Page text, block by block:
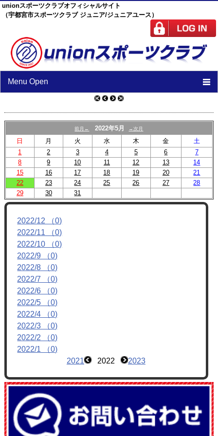
unionスポーツクラブオフィシャルサイト
（宇都宮市スポーツクラブ ジュニア/ジュニアユース）
Menu Open
TOP
ニュース
スケジュール
スタッフ
施設紹介
チーム紹介
前月← 2022年5月 →次月
日 月 火 水 木 金
土
1
2 3 4 5 6
7
8
9 10 11 12 13
14
15
16 17 18 19 20
21
22
23 24 25 26 27
28
29
30 31
2022/12 （0)
2022/11 （0)
2022/10 （0)
2022/9 （0)
2022/8 （0)
2022/7 （0)
2022/6 （0)
2022/5 （0)
2022/4 （0)
2022/3 （0)
2022/2 （0)
2022/1 （0)
2021
2022 2023